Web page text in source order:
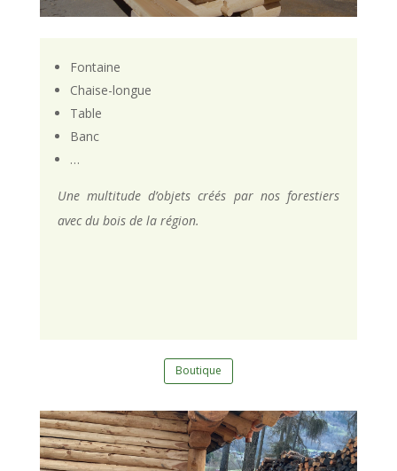
Fontaine
Chaise-longue
Table
Banc
…
Une multitude d’objets créés par nos forestiers
avec du bois de la région.
Boutique